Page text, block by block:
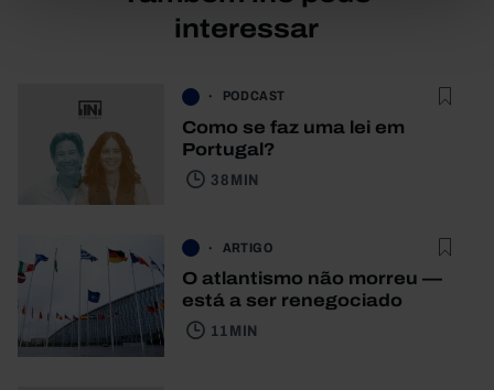
interessar
PODCAST
Como se faz uma lei em
Portugal?
38 MIN
ARTIGO
O atlantismo não morreu —
está a ser renegociado
11 MIN